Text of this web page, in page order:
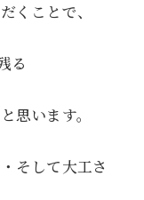
くことで、
る
思います。
そして大工さ